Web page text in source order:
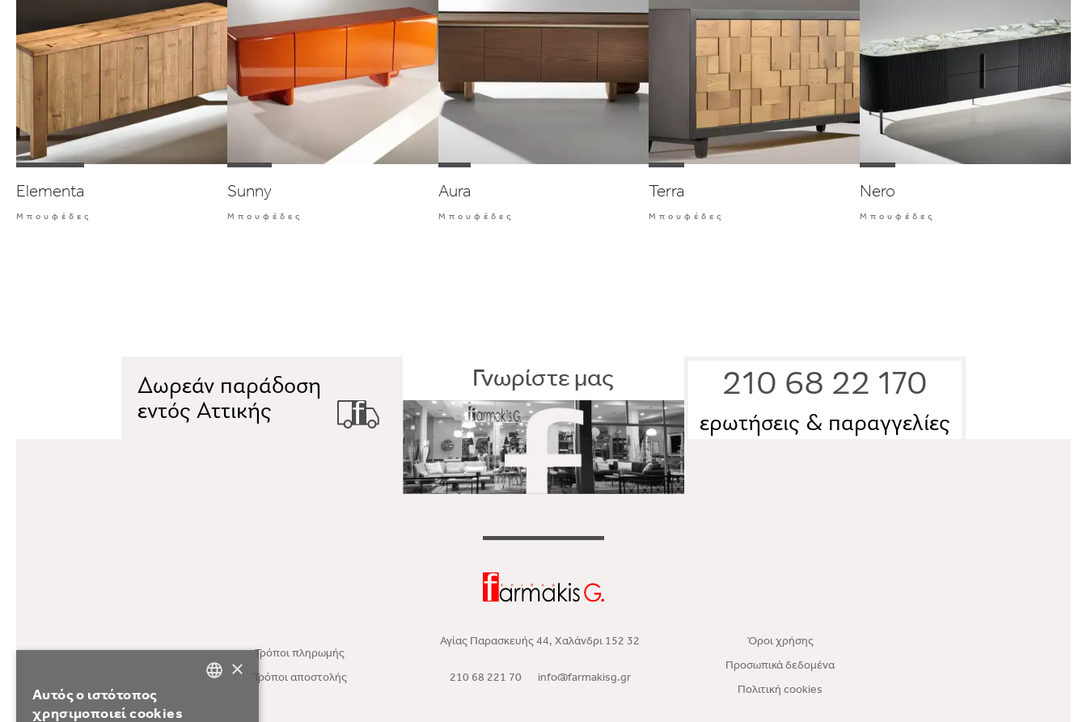
Elementa
Μπουφέδες
Sunny
Μπουφέδες
Aura
Μπουφέδες
Terra
Μπουφέδες
Nero
Μπουφέδες
Δωρεάν παράδοση
εντός Αττικής
Γνωρίστε μας 210 68 22 170
ερωτήσεις & παραγγελίες
Τρόποι πληρωμής
Τρόποι αποστολής
Αγίας Παρασκευής 44, Χαλάνδρι 152 32
210 68 221 70
info@farmakisg.gr
Όροι χρήσης
Προσωπικά δεδομένα
Πολιτική cookies
×
Αυτός ο ιστότοπος
χρησιμοποιεί cookies